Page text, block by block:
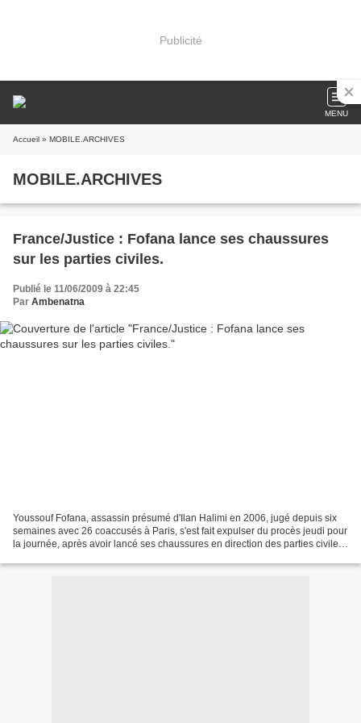
Publicité
MENU
Accueil » MOBILE.ARCHIVES
MOBILE.ARCHIVES
France/Justice : Fofana lance ses chaussures
sur les parties civiles.
Publié le 11/06/2009 à 22:45
Par Ambenatna
Youssouf Fofana, assassin présumé d'Ilan Halimi en 2006, jugé depuis six
semaines avec 26 coaccusés à Paris, s'est fait expulser du procès jeudi pour
la journée, après avoir lancé ses chaussures en direction des parties civiles,